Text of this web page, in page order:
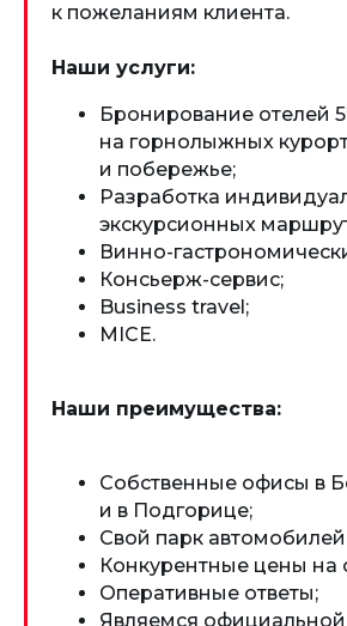
к пожеланиям клиента.
Наши услуги:
Бронирование отелей
на горнолыжных
и побережье;
Разработка
экскурсионных
Винно-
Консьерж-сервис;
Business travel;
MICE.
Наши преимущества:
Собственные офисы в
и в Подгорице;
Свой парк
Конкурентные цены на
Оперативные ответы;
Являемся